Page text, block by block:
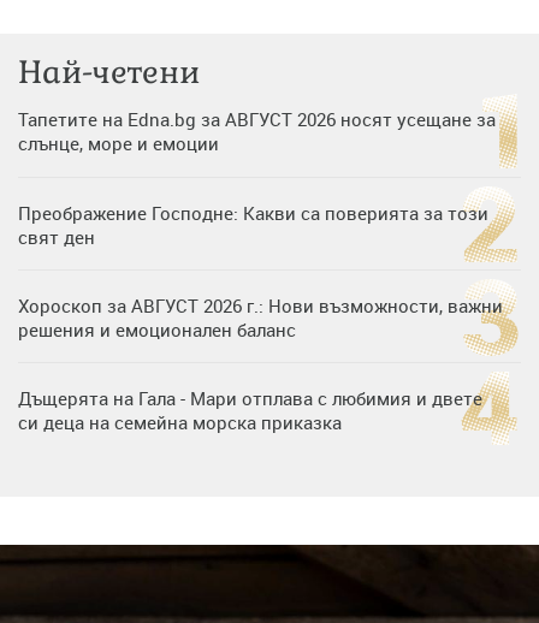
Най-четени
Тапетите на Edna.bg за АВГУСТ 2026 носят усещане за
слънце, море и емоции
Преображение Господне: Какви са поверията за този
свят ден
Хороскоп за АВГУСТ 2026 г.: Нови възможности, важни
решения и емоционален баланс
Дъщерята на Гала - Мари отплава с любимия и двете
си деца на семейна морска приказка